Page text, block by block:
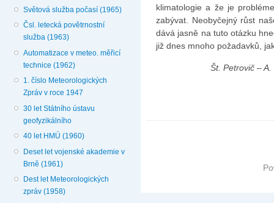
Světová služba počasí (1965)
Čsl. letecká povětrnostní
služba (1963)
Automatizace v meteo. měřicí
technice (1962)
1. číslo Meteorologických
Zpráv v roce 1947
30 let Státního ústavu
geofyzikálního
40 let HMÚ (1960)
Deset let vojenské akademie v
Brně (1961)
Dest let Meteorologických
zpráv (1958)
klimatologie a že je
zabývat. Neobyčejný růst
dává jasně na tuto otázku
již dnes mnoho požadavků,
Št. Petrovič –